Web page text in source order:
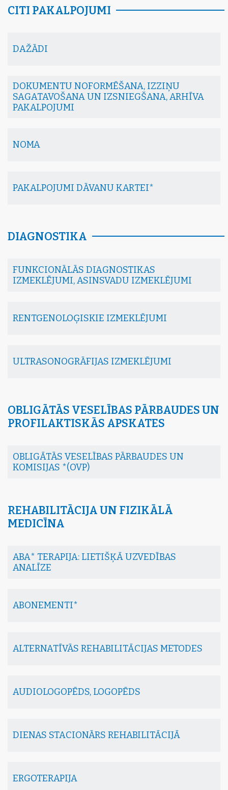
CITI PAKALPOJUMI
DAŽĀDI
DOKUMENTU NOFORMĒŠANA, IZZIŅU
SAGATAVOŠANA UN IZSNIEGŠANA, ARHĪVA
PAKALPOJUMI
NOMA
PAKALPOJUMI DĀVANU KARTEI*
DIAGNOSTIKA
FUNKCIONĀLĀS DIAGNOSTIKAS
IZMEKLĒJUMI, ASINSVADU IZMEKLĒJUMI
RENTGENOLOĢISKIE IZMEKLĒJUMI
ULTRASONOGRĀFIJAS IZMEKLĒJUMI
OBLIGĀTĀS VESELĪBAS PĀRBAUDES UN
PROFILAKTISKĀS APSKATES
OBLIGĀTĀS VESELĪBAS PĀRBAUDES UN
KOMISIJAS *(OVP)
REHABILITĀCIJA UN FIZIKĀLĀ
MEDICĪNA
ABA* TERAPIJA: LIETIŠĶĀ UZVEDĪBAS
ANALĪZE
ABONEMENTI*
ALTERNATĪVĀS REHABILITĀCIJAS METODES
AUDIOLOGOPĒDS, LOGOPĒDS
DIENAS STACIONĀRS REHABILITĀCIJĀ
ERGOTERAPIJA